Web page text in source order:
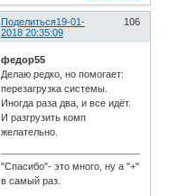
Поделиться 106
19-01-
2018 20:35:09
федор55
Делаю редко, но помогает:
перезагрузка системы.
Иногда раза два, и все идёт.
И разгрузить комп
желательно.
"Спасибо"- это много, ну а "+"
в самый раз.